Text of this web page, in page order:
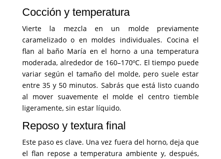
Cocción y temperatura
Vierte la mezcla en un molde previamente
caramelizado o en moldes individuales. Cocina el
flan al baño María en el horno a una temperatura
moderada, alrededor de 160–170ºC. El tiempo puede
variar según el tamaño del molde, pero suele estar
entre 35 y 50 minutos. Sabrás que está listo cuando
al mover suavemente el molde el centro tiemble
ligeramente, sin estar líquido.
Reposo y textura final
Este paso es clave. Una vez fuera del horno, deja que
el flan repose a temperatura ambiente y, después,